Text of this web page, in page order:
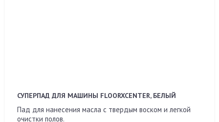
СУПЕРПАД ДЛЯ МАШИНЫ FLOORXCENTER, БЕЛЫЙ
Пад для нанесения масла с твердым воском и легкой
очистки полов.